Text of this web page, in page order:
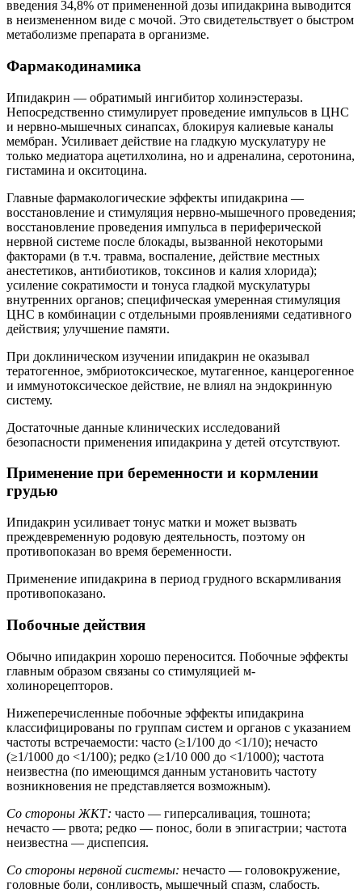
введения 34,8% от примененной дозы ипидакрина выводится
в неизмененном виде с мочой. Это свидетельствует о быстром
метаболизме препарата в организме.
Фармакодинамика
Ипидакрин — обратимый ингибитор холинэстеразы.
Непосредственно стимулирует проведение импульсов в ЦНС
и нервно-мышечных синапсах, блокируя калиевые каналы
мембран. Усиливает действие на гладкую мускулатуру не
только медиатора ацетилхолина, но и адреналина, серотонина,
гистамина и окситоцина.
Главные фармакологические эффекты ипидакрина —
восстановление и стимуляция нервно-мышечного проведения;
восстановление проведения импульса в периферической
нервной системе после блокады, вызванной некоторыми
факторами (в т.ч. травма, воспаление, действие местных
анестетиков, антибиотиков, токсинов и калия хлорида);
усиление сократимости и тонуса гладкой мускулатуры
внутренних органов; специфическая умеренная стимуляция
ЦНС в комбинации с отдельными проявлениями седативного
действия; улучшение памяти.
При доклиническом изучении ипидакрин не оказывал
тератогенное, эмбриотоксическое, мутагенное, канцерогенное
и иммунотоксическое действие, не влиял на эндокринную
систему.
Достаточные данные клинических исследований
безопасности применения ипидакрина у детей отсутствуют.
Применение при беременности и кормлении
грудью
Ипидакрин усиливает тонус матки и может вызвать
преждевременную родовую деятельность, поэтому он
противопоказан во время беременности.
Применение ипидакрина в период грудного вскармливания
противопоказано.
Побочные действия
Обычно ипидакрин хорошо переносится. Побочные эффекты
главным образом связаны со стимуляцией м-
холинорецепторов.
Нижеперечисленные побочные эффекты ипидакрина
классифицированы по группам систем и органов с указанием
частоты встречаемости: часто (≥1/100 до <1/10); нечасто
(≥1/1000 до <1/100); редко (≥1/10 000 до <1/1000); частота
неизвестна (по имеющимся данным установить частоту
возникновения не представляется возможным).
Со стороны ЖКТ: часто — гиперсаливация, тошнота;
нечасто — рвота; редко — понос, боли в эпигастрии; частота
неизвестна — диспепсия.
Со стороны нервной системы: нечасто — головокружение,
головные боли, сонливость, мышечный спазм, слабость.